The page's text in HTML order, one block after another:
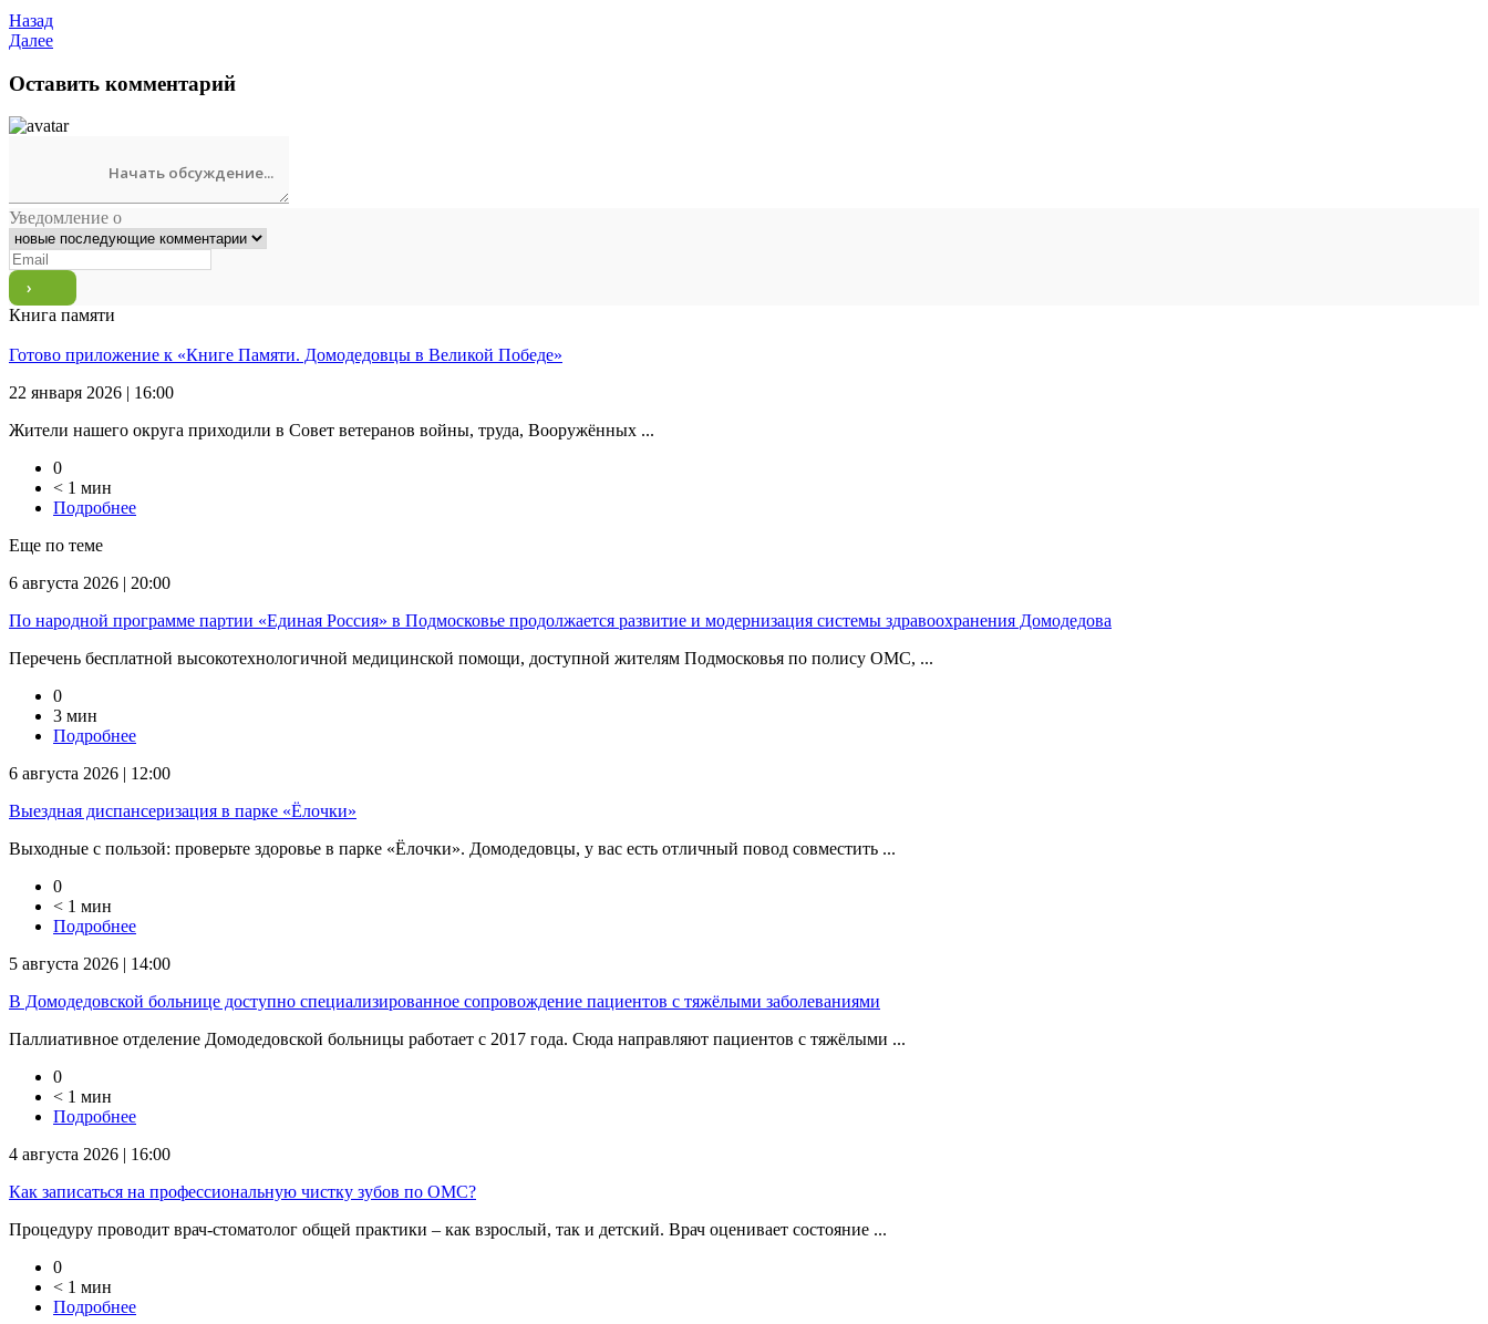
Назад
Далее
Оставить комментарий
Уведомление о
Книга памяти
Готово приложение к «Книге Памяти. Домодедовцы в Великой Победе»
22 января 2026 | 16:00
Жители нашего округа приходили в Совет ветеранов войны, труда, Вооружённых ...
0
< 1 мин
Подробнее
Еще по теме
6 августа 2026 | 20:00
По народной программе партии «Единая Россия» в Подмосковье продолжается развитие и модернизация системы здравоохранения Домодедова
Перечень бесплатной высокотехнологичной медицинской помощи, доступной жителям Подмосковья по полису ОМС, ...
0
3 мин
Подробнее
6 августа 2026 | 12:00
Выездная диспансеризация в парке «Ёлочки»
Выходные с пользой: проверьте здоровье в парке «Ёлочки». Домодедовцы, у вас есть отличный повод совместить ...
0
< 1 мин
Подробнее
5 августа 2026 | 14:00
В Домодедовской больнице доступно специализированное сопровождение пациентов с тяжёлыми заболеваниями
Паллиативное отделение Домодедовской больницы работает с 2017 года. Сюда направляют пациентов с тяжёлыми ...
0
< 1 мин
Подробнее
4 августа 2026 | 16:00
Как записаться на профессиональную чистку зубов по ОМС?
Процедуру проводит врач-стоматолог общей практики – как взрослый, так и детский. Врач оценивает состояние ...
0
< 1 мин
Подробнее